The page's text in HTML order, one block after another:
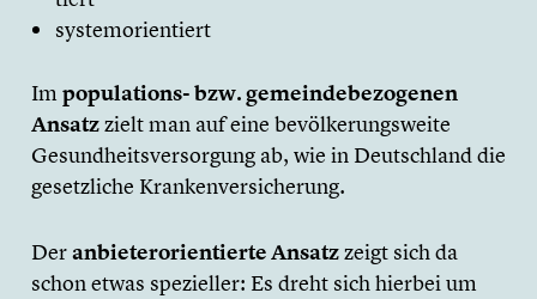
system­ori­en­tiert
Impopulations- bzw. gemein­de­be­zo­ge­nen
Ansatzzielt man auf eine bevöl­ke­rungs­weite
Gesund­heits­ver­sor­gung ab, wie in Deutsch­land die
gesetz­li­che Kranken­ver­si­che­rung.
Deranbie­ter­ori­en­tierte Ansatzzeigt sich da
schon etwas spezi­el­ler: Es dreht sich hierbei um